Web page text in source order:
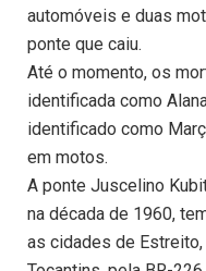
automóveis e duas
ponte que caiu.
Até o momento, os
identificada como
identificado como
em motos.
A ponte Juscelino
na década de 1960,
as cidades de Estreito,